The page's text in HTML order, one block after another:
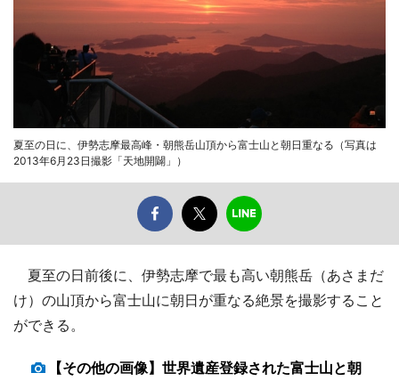
夏至の日に、伊勢志摩最高峰・朝熊岳山頂から富士山と朝日重なる（写真は
2013年6月23日撮影「天地開闢」）
夏至の日前後に、伊勢志摩で最も高い朝熊岳（あさまだ
け）の山頂から富士山に朝日が重なる絶景を撮影すること
ができる。
【その他の画像】世界遺産登録された富士山と朝